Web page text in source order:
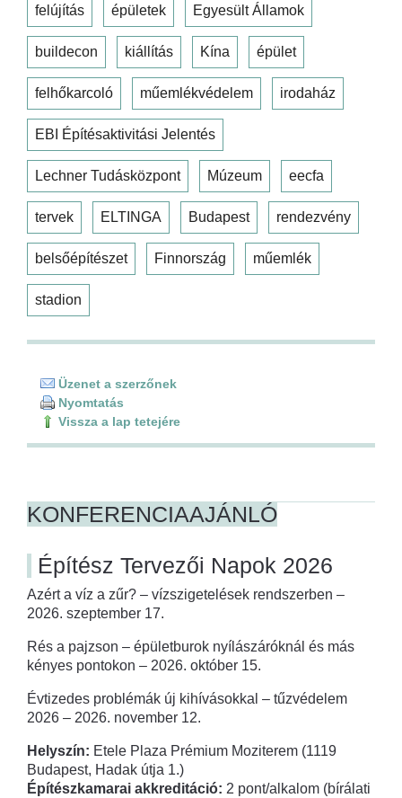
felújítás épületek Egyesült Államok
buildecon kiállítás Kína épület
felhőkarcoló műemlékvédelem irodaház
EBI Építésaktivitási Jelentés
Lechner Tudásközpont Múzeum eecfa
tervek ELTINGA Budapest rendezvény
belsőépítészet Finnország műemlék
stadion
Üzenet a szerzőnek
Nyomtatás
Vissza a lap tetejére
KONFERENCIAAJÁNLÓ
Építész Tervezői Napok 2026
Azért a víz a zűr? – vízszigetelések rendszerben –
2026. szeptember 17.
Rés a pajzson – épületburok nyílászáróknál és más
kényes pontokon – 2026. október 15.
Évtizedes problémák új kihívásokkal – tűzvédelem
2026 – 2026. november 12.
Helyszín: Etele Plaza Prémium Moziterem (1119
Budapest, Hadak útja 1.)
Építészkamarai akkreditáció: 2 pont/alkalom (bírálati